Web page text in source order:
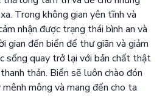
Trong không gian yên tĩnh và
nhận được trạng thái bình an và
gian đến biển để thư giãn và giảm
sống quay trở lại với bản chất thật
thản. Biển sẽ luôn chào đón
mông và mang đến cho ta